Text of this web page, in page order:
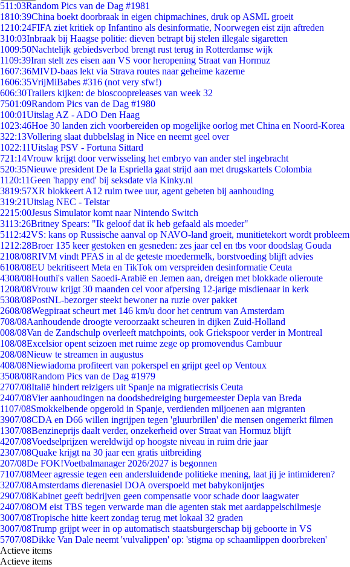
511:03Random Pics van de Dag #1981
1810:39China boekt doorbraak in eigen chipmachines, druk op ASML groeit
1210:24FIFA ziet kritiek op Infantino als desinformatie, Noorwegen eist zijn aftreden
310:03Inbraak bij Haagse politie: dieven betrapt bij stelen illegale sigaretten
1009:50Nachtelijk gebiedsverbod brengt rust terug in Rotterdamse wijk
1109:39Iran stelt zes eisen aan VS voor heropening Straat van Hormuz
1607:36MIVD-baas lekt via Strava routes naar geheime kazerne
1606:35VrijMiBabes #316 (not very sfw!)
606:30Trailers kijken: de bioscoopreleases van week 32
7501:09Random Pics van de Dag #1980
100:01Uitslag AZ - ADO Den Haag
1023:46Hoe 30 landen zich voorbereiden op mogelijke oorlog met China en Noord-Korea
322:13Vollering slaat dubbelslag in Nice en neemt geel over
1022:11Uitslag PSV - Fortuna Sittard
721:14Vrouw krijgt door verwisseling het embryo van ander stel ingebracht
520:35Nieuwe president De la Espriella gaat strijd aan met drugskartels Colombia
11 20:11Geen 'happy end' bij seksdate via Kinky.nl
3819:57XR blokkeert A12 ruim twee uur, agent gebeten bij aanhouding
319:21Uitslag NEC - Telstar
2215:00Jesus Simulator komt naar Nintendo Switch
3113:26Britney Spears: "Ik geloof dat ik heb gefaald als moeder"
5112:42VS: kans op Russische aanval op NAVO-land groeit, munitietekort wordt probleem
1212:28Broer 135 keer gestoken en gesneden: zes jaar cel en tbs voor doodslag Gouda
2108/08RIVM vindt PFAS in al de geteste moedermelk, borstvoeding blijft advies
6108/08EU bekritiseert Meta en TikTok om verspreiden desinformatie Ceuta
4308/08Houthi's vallen Saoedi-Arabië en Jemen aan, dreigen met blokkade olieroute
1208/08Vrouw krijgt 30 maanden cel voor afpersing 12-jarige misdienaar in kerk
5308/08PostNL-bezorger steekt bewoner na ruzie over pakket
2608/08Wegpiraat scheurt met 146 km/u door het centrum van Amsterdam
708/08Aanhoudende droogte veroorzaakt scheuren in dijken Zuid-Holland
008/08Van de Zandschulp overleeft matchpoints, ook Griekspoor verder in Montreal
108/08Excelsior opent seizoen met ruime zege op promovendus Cambuur
208/08Nieuw te streamen in augustus
408/08Niewiadoma profiteert van pokerspel en grijpt geel op Ventoux
3508/08Random Pics van de Dag #1979
2707/08Italië hindert reizigers uit Spanje na migratiecrisis Ceuta
2407/08Vier aanhoudingen na doodsbedreiging burgemeester Depla van Breda
1107/08Smokkelbende opgerold in Spanje, verdienden miljoenen aan migranten
3907/08CDA en D66 willen ingrijpen tegen 'gluurbrillen' die mensen ongemerkt filmen
1307/08Benzineprijs daalt verder, onzekerheid over Straat van Hormuz blijft
4207/08Voedselprijzen wereldwijd op hoogste niveau in ruim drie jaar
2307/08Quake krijgt na 30 jaar een gratis uitbreiding
207/08De FOK!Voetbalmanager 2026/2027 is begonnen
7107/08Meer agressie tegen een andersluidende politieke mening, laat jij je intimideren?
3207/08Amsterdams dierenasiel DOA overspoeld met babykonijntjes
2907/08Kabinet geeft bedrijven geen compensatie voor schade door laagwater
2407/08OM eist TBS tegen verwarde man die agenten stak met aardappelschilmesje
3007/08Tropische hitte keert zondag terug met lokaal 32 graden
3007/08Trump grijpt weer in op automatisch staatsburgerschap bij geboorte in VS
5707/08Dikke Van Dale neemt 'vulvalippen' op: 'stigma op schaamlippen doorbreken'
Actieve items
Actieve items